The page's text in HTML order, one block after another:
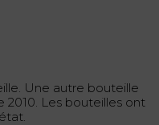
Une autre bouteille
2010. Les bouteilles ont